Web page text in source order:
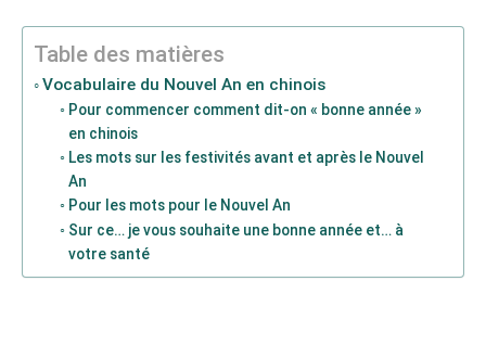
Table des matières
Vocabulaire du Nouvel An en chinois
Pour commencer comment dit-on « bonne année »
en chinois
Les mots sur les festivités avant et après le Nouvel
An
Pour les mots pour le Nouvel An
Sur ce… je vous souhaite une bonne année et… à
votre santé